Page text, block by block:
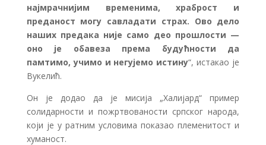
најмрачнијим временима, храброст и
преданост могу савладати страх. Ово дело
наших предака није само део прошлости —
оно је обавеза према будућности да
памтимо, учимо и негујемо истину“, истакао је
Вукелић.
Он је додао да је мисија „Халијард“ пример
солидарности и пожртвованости српског народа,
који је у ратним условима показао племенитост и
хуманост.